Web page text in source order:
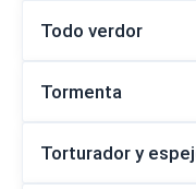
Todo verdor
Tormenta
Torturador y